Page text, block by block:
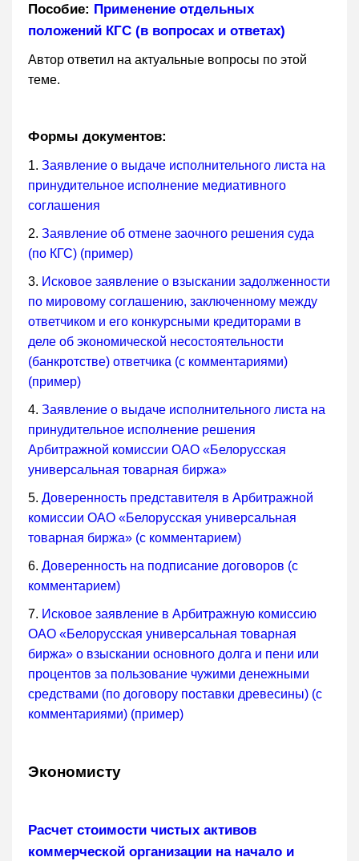
Пособие: Применение отдельных
положений КГС (в вопросах и ответах)
Автор ответил на актуальные вопросы по этой
теме.
Формы документов:
1. Заявление о выдаче исполнительного листа на
принудительное исполнение медиативного
соглашения
2. Заявление об отмене заочного решения суда
(по КГС) (пример)
3. Исковое заявление о взыскании задолженности
по мировому соглашению, заключенному между
ответчиком и его конкурсными кредиторами в
деле об экономической несостоятельности
(банкротстве) ответчика (с комментариями)
(пример)
4. Заявление о выдаче исполнительного листа на
принудительное исполнение решения
Арбитражной комиссии ОАО «Белорусская
универсальная товарная биржа»
5. Доверенность представителя в Арбитражной
комиссии ОАО «Белорусская универсальная
товарная биржа» (с комментарием)
6. Доверенность на подписание договоров (с
комментарием)
7. Исковое заявление в Арбитражную комиссию
ОАО «Белорусская универсальная товарная
биржа» о взыскании основного долга и пени или
процентов за пользование чужими денежными
средствами (по договору поставки древесины) (с
комментариями) (пример)
Экономисту
Расчет стоимости чистых активов
коммерческой организации на начало и